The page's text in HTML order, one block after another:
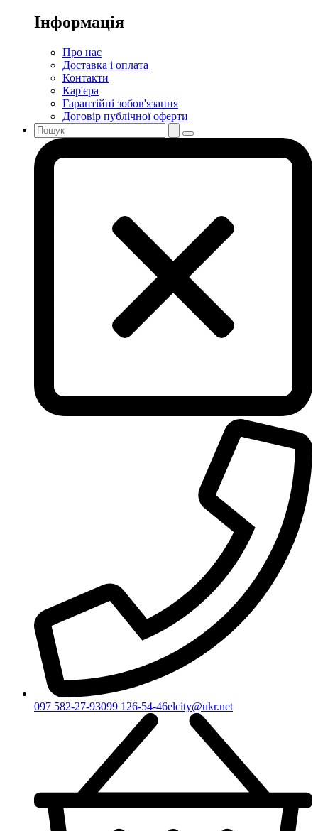
Інформація
Про нас
Доставка і оплата
Контакти
Кар'єра
Гарантійні зобов'язання
Договір публічної оферти
097 582-27-93099 126-54-46elcity@ukr.net